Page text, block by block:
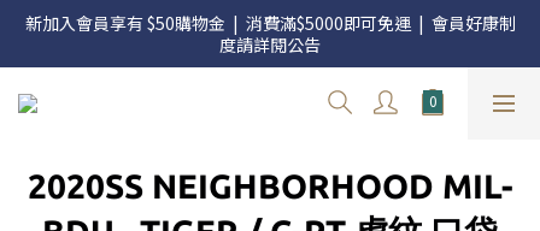
官網三週年 8月滿額送購物金 - 滿 $2000 送 $60 / 滿 $4000 送 $300
/ 滿 $10000 送 $1500
新加入會員享有 $50購物金  |  消費滿$5000即可免運  |  會員好康制
度請詳閱公告
官網三週年 8月滿額送購物金 - 滿 $2000 送 $60 / 滿 $4000 送 $300
/ 滿 $10000 送 $1500
2020SS NEIGHBORHOOD MIL-